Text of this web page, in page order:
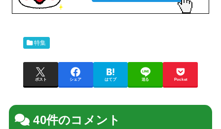
特集
ポスト シェア はてブ 送る Pocket
40件のコメント